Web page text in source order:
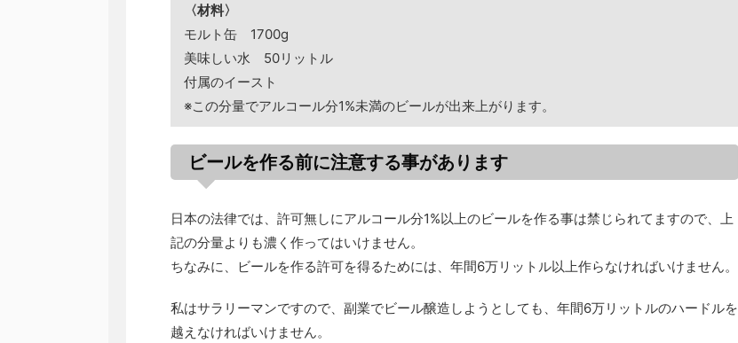
〈材料〉
モルト缶 1700g
美味しい水 50リットル
付属のイースト
※この分量でアルコール分1%未満のビールが出来上がります。
ビールを作る前に注意する事があります
日本の法律では、許可無しにアルコール分1%以上のビールを作る事は禁じられてますので、上
記の分量よりも濃く作ってはいけません。
ちなみに、ビールを作る許可を得るためには、年間6万リットル以上作らなければいけません。
私はサラリーマンですので、副業でビール醸造しようとしても、年間6万リットルのハードルを
越えなければいけません。